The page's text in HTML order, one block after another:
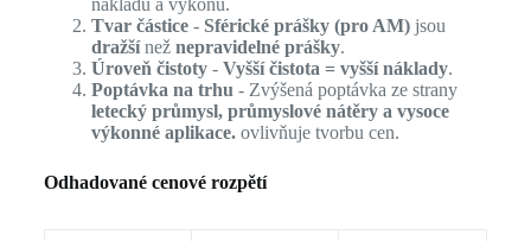
nákladů a výkonu.
Tvar částice- Sférické prášky (pro AM)jsou
dražšínež nepravidelné prášky.
Úroveň čistoty- Vyšší čistota = vyšší náklady.
Poptávka na trhu- Zvýšená poptávka ze strany
letecký průmysl, průmyslové nátěry a vysoce
výkonné aplikace.ovlivňuje tvorbu cen.
Odhadované cenové rozpětí